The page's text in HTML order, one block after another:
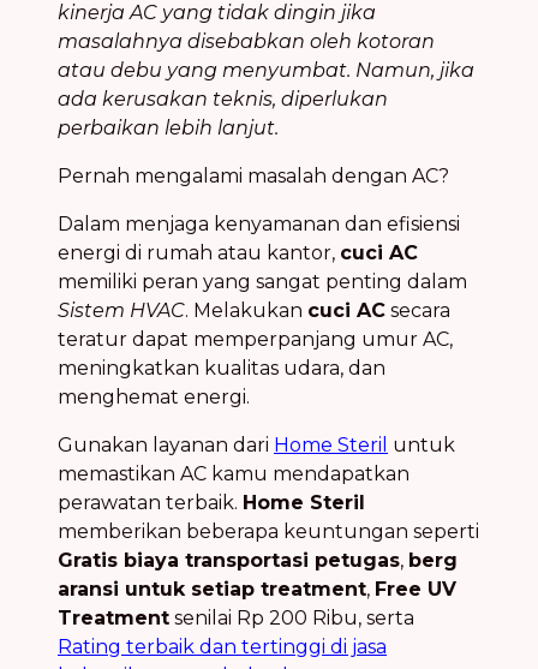
kinerja AC yang tidak dingin jika
masalahnya disebabkan oleh kotoran
atau debu yang menyumbat. Namun, jika
ada kerusakan teknis, diperlukan
perbaikan lebih lanjut.
Pernah mengalami masalah dengan AC?
Dalam menjaga kenyamanan dan efisiensi
energi di rumah atau kantor, cuci AC
memiliki peran yang sangat penting dalam
Sistem HVAC. Melakukan cuci AC secara
teratur dapat memperpanjang umur AC,
meningkatkan kualitas udara, dan
menghemat energi.
Gunakan layanan dari Home Steril untuk
memastikan AC kamu mendapatkan
perawatan terbaik. Home Steril
memberikan beberapa keuntungan seperti
Gratis biaya transportasi petugas, berg
aransi untuk setiap treatment, Free UV
Treatment senilai Rp 200 Ribu, serta
Rating terbaik dan tertinggi di jasa